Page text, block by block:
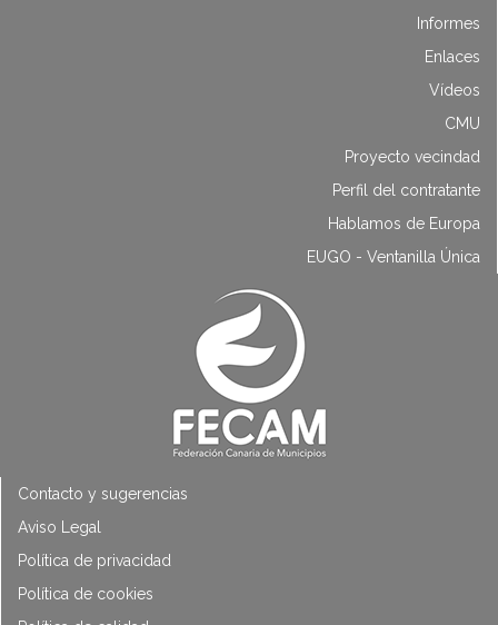
Informes
Enlaces
Vídeos
CMU
Proyecto vecindad
Perfil del contratante
Hablamos de Europa
EUGO - Ventanilla Única
Contacto y sugerencias
Aviso Legal
Política de privacidad
Política de cookies